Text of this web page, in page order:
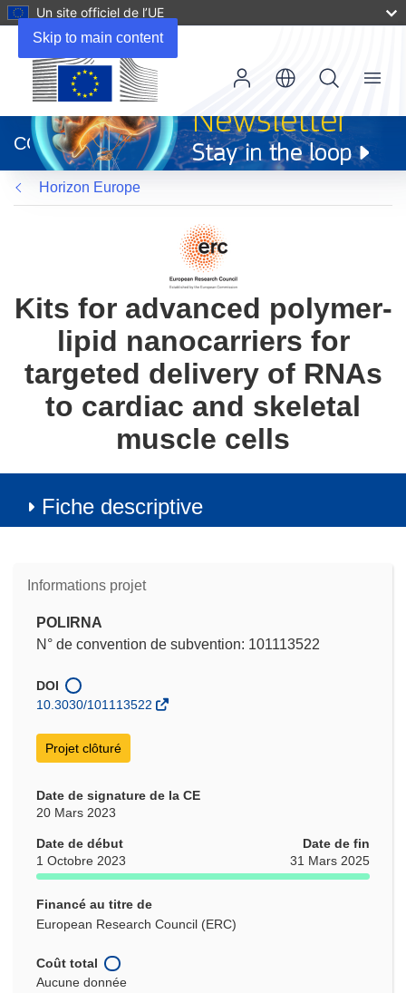
Skip to main content
Un site officiel de l’UE
dans
une
nouvelle
fenêtre)
CORDIS
Menu
Horizon Europe
Kits for advanced polymer-
lipid nanocarriers for
targeted delivery of RNAs
to cardiac and skeletal
muscle cells
Fiche descriptive
Informations projet
POLIRNA
N° de convention de subvention: 101113522
DOI
10.3030/101113522
Projet clôturé
Date de signature de la CE
20 Mars 2023
Date de début
1 Octobre 2023
Date de fin
31 Mars 2025
Financé au titre de
European Research Council (ERC)
Coût total
Aucune donnée